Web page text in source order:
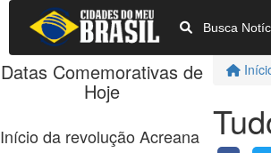
Busca
Datas Comemorativas de
Hoje
Início da revolução Acreana